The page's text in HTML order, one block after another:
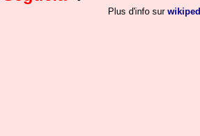
Plus d'info sur